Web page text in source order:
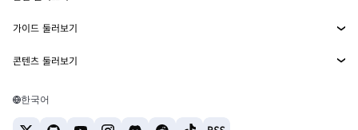
MetaMask Connect
Snaps
웹3 서비스
보안
고객 지원
채용
이더리움 가격
솔라나 가격
테더 가격
ETH를 USD로 환전
USDT를 INR로 환전
BTC를 INR로 환전
가이드 둘러보기
ETH 매수
콘텐츠 둘러보기
솔라나 지갑
한국어